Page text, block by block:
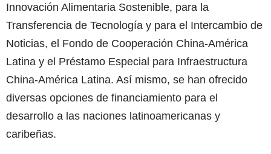
Innovación Alimentaria Sostenible, para la
Transferencia de Tecnología y para el Intercambio de
Noticias, el Fondo de Cooperación China-América
Latina y el Préstamo Especial para Infraestructura
China-América Latina. Así mismo, se han ofrecido
diversas opciones de financiamiento para el
desarrollo a las naciones latinoamericanas y
caribeñas.